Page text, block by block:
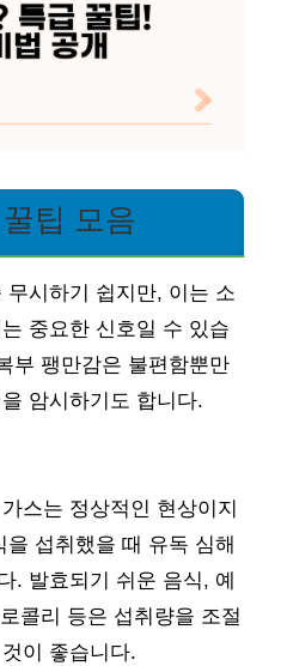
팁 모음
시하기 쉽지만, 이는 소
중요한 신호일 수 있습
부 팽만감은 불편함뿐만
암시하기도 합니다.
스는 정상적인 현상이지
섭취했을 때 유독 심해
. 발효되기 쉬운 음식, 예
콜리 등은 섭취량을 조절
이 좋습니다.